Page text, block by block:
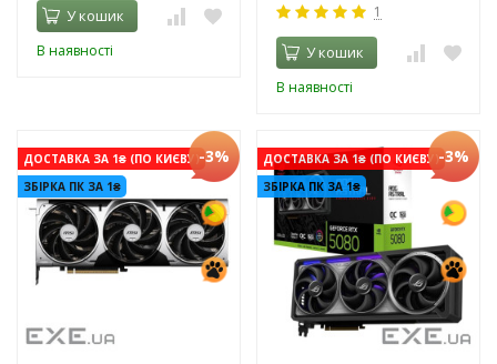
У кошик
В наявності
1
У кошик
В наявності
ДОСТАВКА ЗА 1₴ (ПО КИЄВУ)
ЗБІРКА ПК ЗА 1₴
-3%
ДОСТАВКА ЗА 1₴ (ПО КИЄВУ)
ЗБІРКА ПК ЗА 1₴
-3%